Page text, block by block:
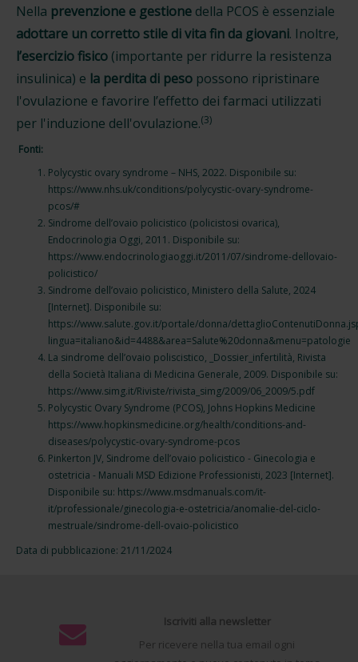
Nella prevenzione e gestione della PCOS è essenziale
adottare un corretto stile di vita fin da giovani. Inoltre,
l’esercizio fisico (importante per ridurre la resistenza
insulinica) e la perdita di peso possono ripristinare
l'ovulazione e favorire l’effetto dei farmaci utilizzati
per l'induzione dell'ovulazione.(3)
Fonti:
Polycystic ovary syndrome – NHS, 2022. Disponibile su:
https://www.nhs.uk/conditions/polycystic-ovary-syndrome-
pcos/#
Sindrome dell’ovaio policistico (policistosi ovarica),
Endocrinologia Oggi, 2011. Disponibile su:
https://www.endocrinologiaoggi.it/2011/07/sindrome-dellovaio-
policistico/
Sindrome dell’ovaio policistico, Ministero della Salute, 2024
[Internet]. Disponibile su:
https://www.salute.gov.it/portale/donna/
lingua=italiano&id=4488&area=Salute%20donna&menu=patologie
La sindrome dell’ovaio poliscistico, _Dossier_infertilità, Rivista
della Società Italiana di Medicina Generale, 2009. Disponibile su:
https://www.simg.it/Riviste/rivista_simg/2009/06_2009/5.pdf
Polycystic Ovary Syndrome (PCOS), Johns Hopkins Medicine
https://www.hopkinsmedicine.org/health/conditions-and-
diseases/polycystic-ovary-syndrome-pcos
Pinkerton JV, Sindrome dell’ovaio policistico - Ginecologia e
ostetricia - Manuali MSD Edizione Professionisti, 2023 [Internet].
Disponibile su: https://www.msdmanuals.com/it-
it/professionale/ginecologia-e-ostetricia/anomalie-del-ciclo-
mestruale/sindrome-dell-ovaio-policistico
Data di pubblicazione: 21/11/2024
Iscriviti alla newsletter
Per ricevere nella tua email ogni